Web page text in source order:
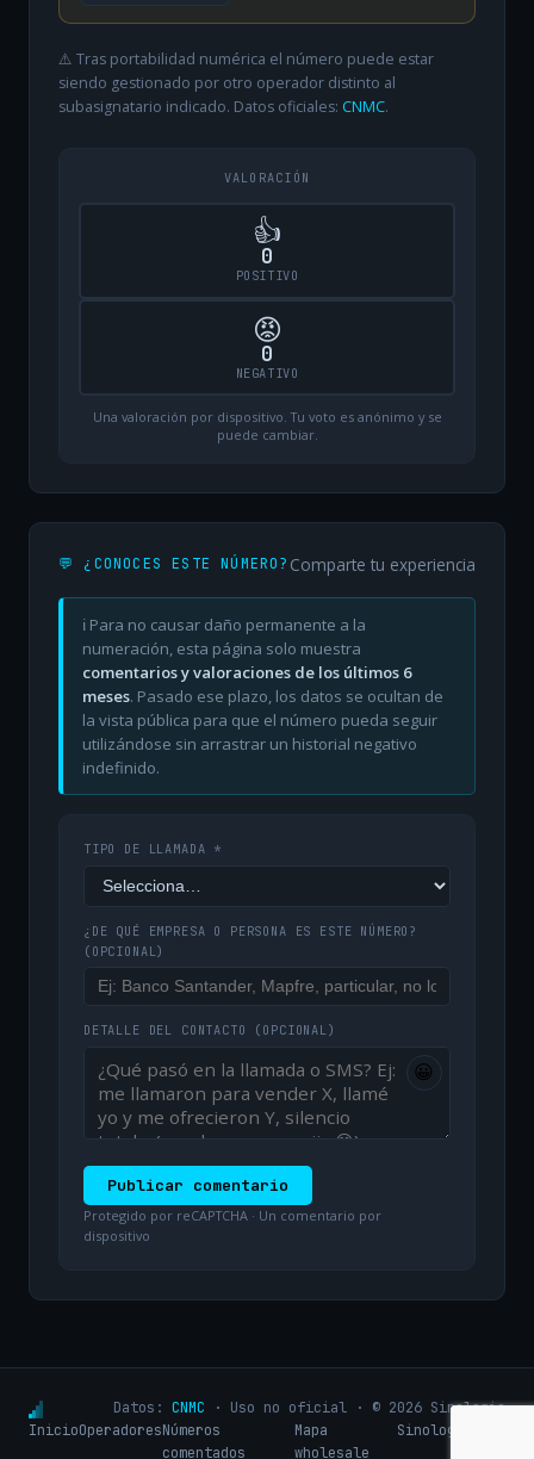
⚠️ Tras portabilidad numérica el número puede estar
siendo gestionado por otro operador distinto al
subasignatario indicado. Datos oficiales: CNMC.
VALORACIÓN
👍
0
POSITIVO
😡
0
NEGATIVO
Una valoración por dispositivo. Tu voto es anónimo y se
puede cambiar.
💬 ¿CONOCES ESTE NÚMERO? Comparte tu experiencia
ℹ️ Para no causar daño permanente a la
numeración, esta página solo muestra
comentarios y valoraciones de los últimos 6
meses. Pasado ese plazo, los datos se ocultan de
la vista pública para que el número pueda seguir
utilizándose sin arrastrar un historial negativo
indefinido.
TIPO DE LLAMADA *
¿DE QUÉ EMPRESA O PERSONA ES ESTE NÚMERO?
(OPCIONAL)
DETALLE DEL CONTACTO (OPCIONAL)
😀
Publicar comentario
Protegido por reCAPTCHA · Un comentario por
dispositivo
Datos: CNMC · Uso no oficial · © 2026 Sinologic
InicioOperadoresNúmeros
comentados
Mapa
wholesale
Sinologic.net